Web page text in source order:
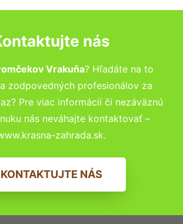
nás
Vrakuňa? Hľadáte na to
zodpovedných profesionálov za
Pre viac informácií či nezáväznú
nás neváhajte kontaktovať –
zahrada.sk.
KONTAKTUJTE NÁS